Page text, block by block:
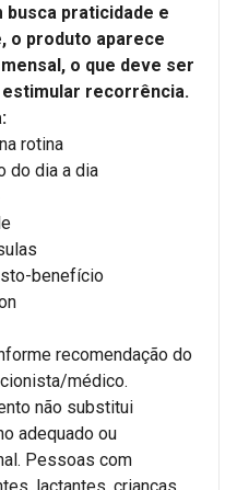
busca praticidade e
o produto aparece
o que deve ser
recorrência.
rotina
do dia a dia
benefício
recomendação do
médico.
não substitui
adequado ou
Pessoas com